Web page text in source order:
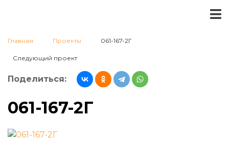
Главная Проекты 061-167-2Г
Следующий проект
Поделиться:
061-167-2Г